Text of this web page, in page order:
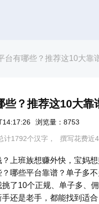
台有哪些？推荐这10大靠
些？推荐这10大
浏览量：8753
1792个汉字， 撰写花费近
？上班族想赚外快，宝妈
哪些平台靠谱？单子多
了10个正规、单子多、
还是老手，都能找到适